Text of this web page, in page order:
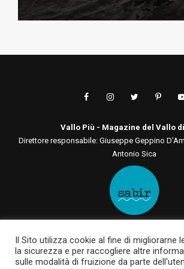
Vallo Più - Magazine del Vallo
Direttore responsabile: Giuseppe Geppino
Antonio Sica
Via San Tommaso D'Aquino, 75 00136 - Roma -
84030 - Casalbuono - SA
Il Sito utilizza cookie al fine di migliorarne
la sicurezza e per raccogliere altre
sulle modalità di fruizione da parte